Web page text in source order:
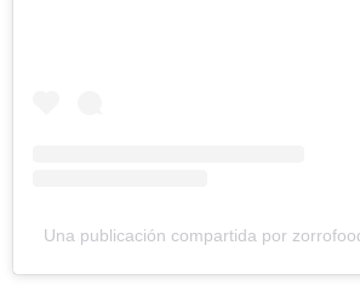
Una publicación compartida por